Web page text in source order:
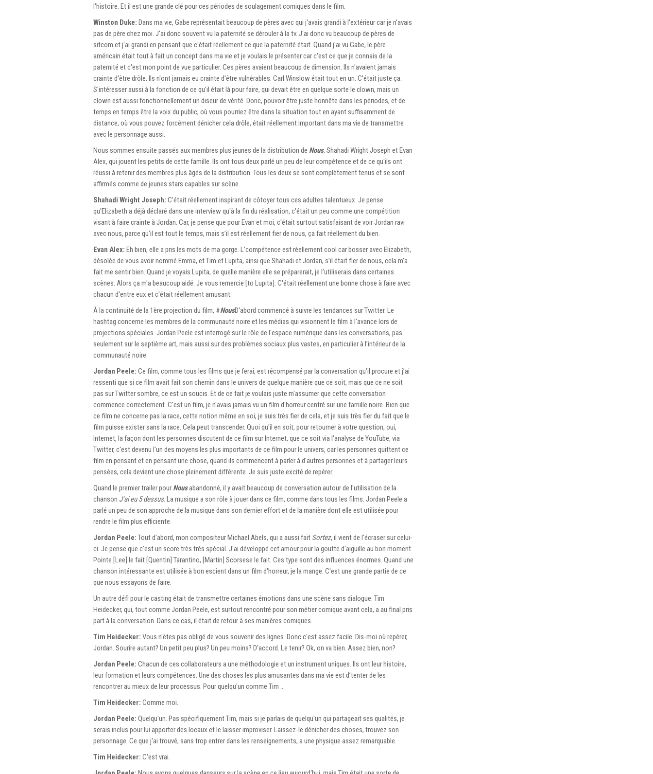
l'histoire. Et il est une grande clé pour ces périodes de soulagement comiques dans le film.
Winston Duke: Dans ma vie, Gabe représentait beaucoup de pères avec qui j'avais grandi à l'extérieur car je n'avais
pas de père chez moi. J'ai donc souvent vu la paternité se dérouler à la tv. J'ai donc vu beaucoup de pères de
sitcom et j'ai grandi en pensant que c'était réellement ce que la paternité était. Quand j'ai vu Gabe, le père
américain était tout à fait un concept dans ma vie et je voulais le présenter car c'est ce que je connais de la
paternité et c'est mon point de vue particulier. Ces pères avaient beaucoup de dimension. Ils n'avaient jamais
crainte d'être drôle. Ils n'ont jamais eu crainte d'être vulnérables. Carl Winslow était tout en un. C'était juste ça.
S'intéresser aussi à la fonction de ce qu'il était là pour faire, qui devait être en quelque sorte le clown, mais un
clown est aussi fonctionnellement un diseur de vérité. Donc, pouvoir être juste honnête dans les périodes, et de
temps en temps être la voix du public, où vous pourriez être dans la situation tout en ayant suffisamment de
distance, où vous pouvez forcément dénicher cela drôle, était réellement important dans ma vie de transmettre
avec le personnage aussi.
Nous sommes ensuite passés aux membres plus jeunes de la distribution de Nous, Shahadi Wright Joseph et Evan
Alex, qui jouent les petits de cette famille. Ils ont tous deux parlé un peu de leur compétence et de ce qu'ils ont
réussi à retenir des membres plus âgés de la distribution. Tous les deux se sont complètement tenus et se sont
affirmés comme de jeunes stars capables sur scène.
Shahadi Wright Joseph: C'était réellement inspirant de côtoyer tous ces adultes talentueux. Je pense
qu'Elizabeth a déjà déclaré dans une interview qu'à la fin du réalisation, c'était un peu comme une compétition
visant à faire crainte à Jordan. Car, je pense que pour Evan et moi, c'était surtout satisfaisant de voir Jordan ravi
avec nous, parce qu'il est tout le temps, mais s’il est réellement fier de nous, ça fait réellement du bien.
Evan Alex: Eh bien, elle a pris les mots de ma gorge. L’compétence est réellement cool car bosser avec Elizabeth,
désolée de vous avoir nommé Emma, ​​et Tim et Lupita, ainsi que Shahadi et Jordan, s’il était fier de nous, cela m’a
fait me sentir bien. Quand je voyais Lupita, de quelle manière elle se préparerait, je l’utiliserais dans certaines
scènes. Alors ça m'a beaucoup aidé. Je vous remercie [to Lupita]. C'était réellement une bonne chose à faire avec
chacun d'entre eux et c'était réellement amusant.
À la continuité de la 1ère projection du film, #NousD'abord commencé à suivre les tendances sur Twitter. Le
hashtag concerne les membres de la communauté noire et les médias qui visionnent le film à l'avance lors de
projections spéciales. Jordan Peele est interrogé sur le rôle de l'espace numérique dans les conversations, pas
seulement sur le septième art, mais aussi sur des problèmes sociaux plus vastes, en particulier à l’intérieur de la
communauté noire.
Jordan Peele: Ce film, comme tous les films que je ferai, est récompensé par la conversation qu’il procure et j’ai
ressenti que si ce film avait fait son chemin dans le univers de quelque manière que ce soit, mais que ce ne soit
pas sur Twitter sombre, ce est un soucis. Et de ce fait je voulais juste m'assumer que cette conversation
commence correctement. C'est un film, je n'avais jamais vu un film d'horreur centré sur une famille noire. Bien que
ce film ne concerne pas la race, cette notion même en soi, je suis très fier de cela, et je suis très fier du fait que le
film puisse exister sans la race. Cela peut transcender. Quoi qu'il en soit, pour retourner à votre question, oui,
Internet, la façon dont les personnes discutent de ce film sur Internet, que ce soit via l'analyse de YouTube, via
Twitter, c'est devenu l'un des moyens les plus importants de ce film pour le univers, car les personnes quittent ce
film en pensant et en pensant une chose, quand ils commencent à parler à d'autres personnes et à partager leurs
pensées, cela devient une chose pleinement différente. Je suis juste excité de repérer.
Quand le premier trailer pour Nousabandonné, il y avait beaucoup de conversation autour de l'utilisation de la
chanson J'ai eu 5 dessus. La musique a son rôle à jouer dans ce film, comme dans tous les films. Jordan Peele a
parlé un peu de son approche de la musique dans son dernier effort et de la manière dont elle est utilisée pour
rendre le film plus efficiente.
Jordan Peele: Tout d'abord, mon compositeur Michael Abels, qui a aussi fait Sortez, il vient de l'écraser sur celui-
ci. Je pense que c'est un score très très spécial. J'ai développé cet amour pour la goutte d'aiguille au bon moment.
Pointe [Lee] le fait [Quentin] Tarantino, [Martin] Scorsese le fait. Ces type sont des influences énormes. Quand une
chanson intéressante est utilisée à bon escient dans un film d'horreur, je la mange. C'est une grande partie de ce
que nous essayons de faire.
Un autre défi pour le casting était de transmettre certaines émotions dans une scène sans dialogue. Tim
Heidecker, qui, tout comme Jordan Peele, est surtout rencontré pour son métier comique avant cela, a au final pris
part à la conversation. Dans ce cas, il était de retour à ses manières comiques.
Tim Heidecker: Vous n'êtes pas obligé de vous souvenir des lignes. Donc c'est assez facile. Dis-moi où repérer,
Jordan. Sourire autant? Un petit peu plus? Un peu moins? D'accord. Le tenir? Ok, on va bien. Assez bien, non?
Jordan Peele: Chacun de ces collaborateurs a une méthodologie et un instrument uniques. Ils ont leur histoire,
leur formation et leurs compétences. Une des choses les plus amusantes dans ma vie est d’tenter de les
rencontrer au mieux de leur processus. Pour quelqu'un comme Tim …
Tim Heidecker: Comme moi.
Jordan Peele: Quelqu'un. Pas spécifiquement Tim, mais si je parlais de quelqu'un qui partageait ses qualités, je
serais inclus pour lui apporter des locaux et le laisser improviser. Laissez-le dénicher des choses, trouvez son
personnage. Ce que j'ai trouvé, sans trop entrer dans les renseignements, a une physique assez remarquable.
Tim Heidecker: C'est vrai.